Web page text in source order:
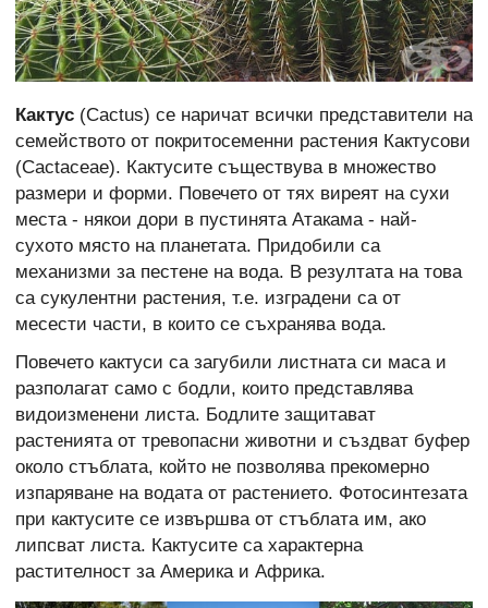
Кактус (Cactus) се наричат всички представители на
семейството от покритосеменни растения Кактусови
(Cactaceae). Кактусите съществува в множество
размери и форми. Повечето от тях виреят на сухи
места - някои дори в пустинята Атакама - най-
сухото място на планетата. Придобили са
механизми за пестене на вода. В резултата на това
са сукулентни растения, т.е. изградени са от
месести части, в които се съхранява вода.
Повечето кактуси са загубили листната си маса и
разполагат само с бодли, които представлява
видоизменени листа. Бодлите защитават
растенията от тревопасни животни и създват буфер
около стъблата, който не позволява прекомерно
изпаряване на водата от растението. Фотосинтезата
при кактусите се извършва от стъблата им, ако
липсват листа. Кактусите са характерна
растителност за Америка и Африка.